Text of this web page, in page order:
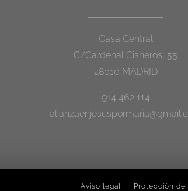
Casa Central
C/Cardenal Cisneros, 55
28010 MADRID
914 462 114
Aviso legal Protección de